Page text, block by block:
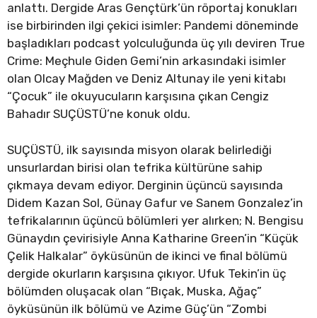
anlattı. Dergide Aras Gençtürk’ün röportaj konukları
ise birbirinden ilgi çekici isimler: Pandemi döneminde
başladıkları podcast yolculuğunda üç yılı deviren True
Crime: Meçhule Giden Gemi’nin arkasındaki isimler
olan Olcay Mağden ve Deniz Altunay ile yeni kitabı
“Çocuk” ile okuyucuların karşısına çıkan Cengiz
Bahadır SUÇÜSTÜ’ne konuk oldu.
SUÇÜSTÜ, ilk sayısında misyon olarak belirlediği
unsurlardan birisi olan tefrika kültürüne sahip
çıkmaya devam ediyor. Derginin üçüncü sayısında
Didem Kazan Sol, Günay Gafur ve Sanem Gonzalez’in
tefrikalarının üçüncü bölümleri yer alırken; N. Bengisu
Günaydın çevirisiyle Anna Katharine Green’in “Küçük
Çelik Halkalar” öyküsünün de ikinci ve final bölümü
dergide okurların karşısına çıkıyor. Ufuk Tekin’in üç
bölümden oluşacak olan “Bıçak, Muska, Ağaç”
öyküsünün ilk bölümü ve Azime Güç’ün “Zombi